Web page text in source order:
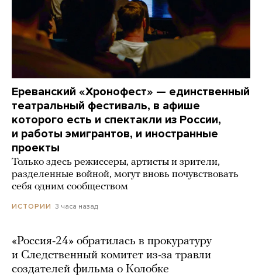
Ереванский «Хронофест» — единственный
театральный фестиваль, в афише
которого есть и спектакли из России,
и работы эмигрантов, и иностранные
проекты
Только здесь режиссеры, артисты и зрители,
разделенные войной, могут вновь почувствовать
себя одним сообществом
ИСТОРИИ 3 часа назад
«Россия-24» обратилась в прокуратуру
и Следственный комитет из-за травли
создателей фильма о Колобке